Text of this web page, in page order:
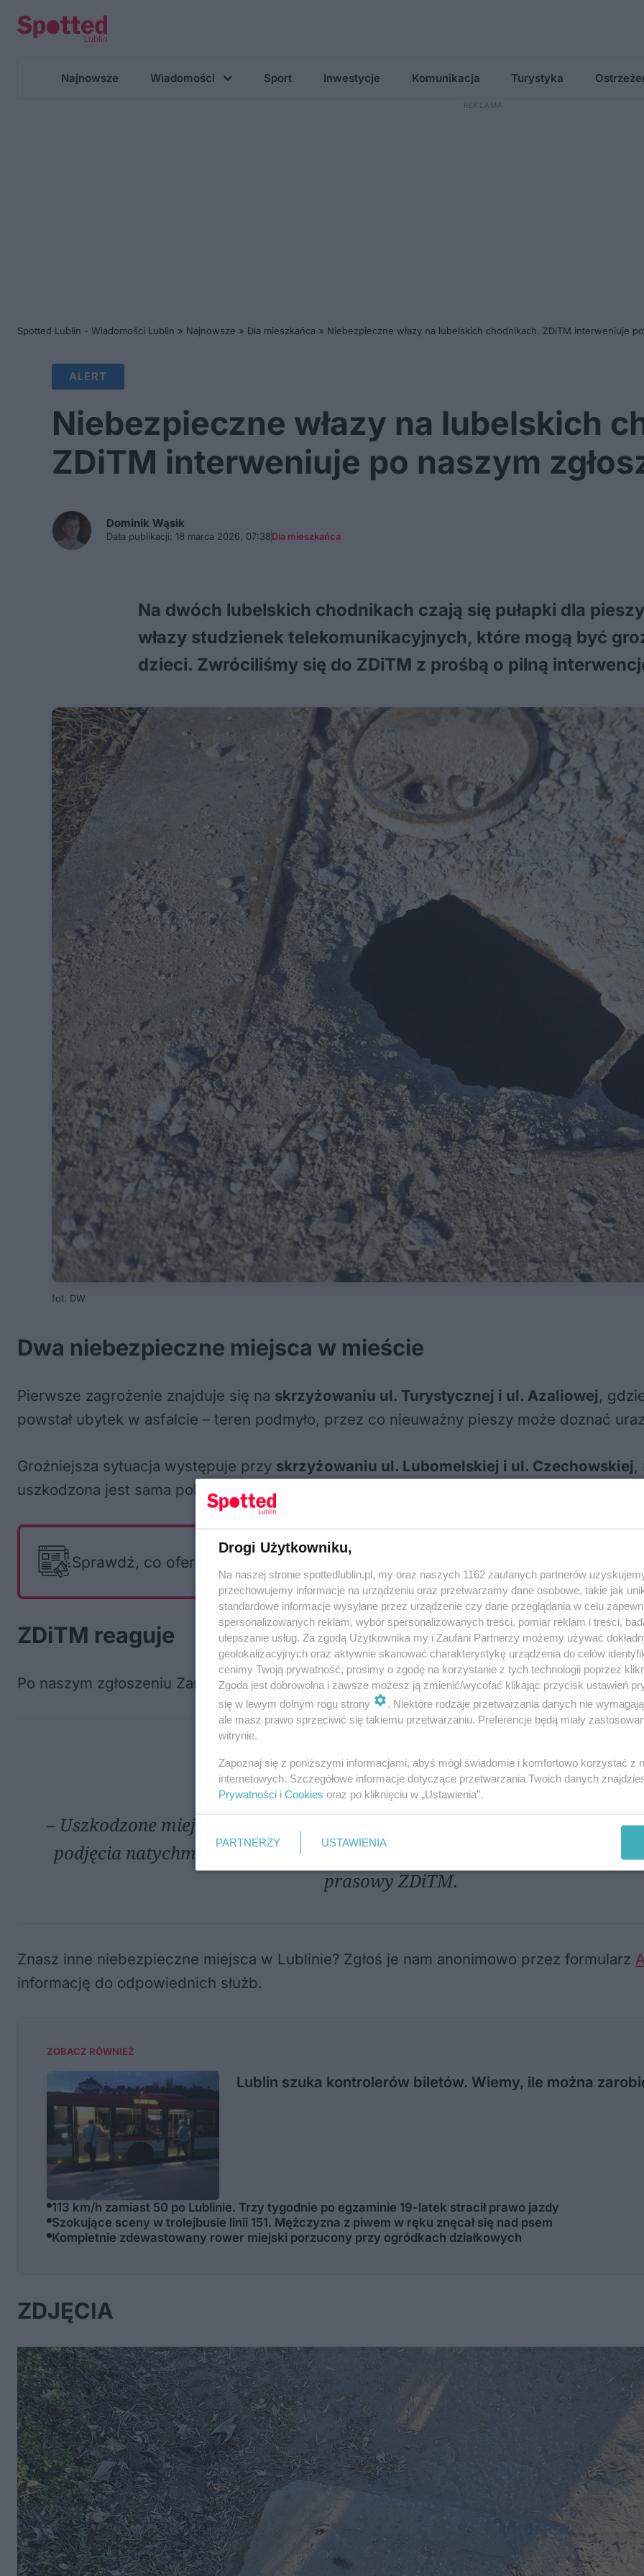
Najnowsze Wiadomości Sport Inwestycje Komunikacja Turystyka
Spotted Lublin - Wiadomości Lublin » Najnowsze » Dla mieszkańca » Niebezpieczne włazy na lubelskich chodnikach. ZDiTM interweniuje
ALERT
Niebezpieczne włazy na lubelskich
ZDiTM interweniuje po naszym
Dominik Wąsik
Data publikacji: 18 marca 2026, 07:38Dla mieszkańca
Na dwóch lubelskich chodnikach czają się pułapki dla
włazy studzienek telekomunikacyjnych, które mogą być
dzieci. Zwróciliśmy się do ZDiTM z prośbą o pilną
fot. DW
Dwa niebezpieczne miejsca w mieście
Pierwsze zagrożenie znajduje się na skrzyżowaniu ul. Turystycznej i ul. Azaliowej,
powstał ubytek w asfalcie – teren podmyło, przez co nieuważny pieszy może doznać
Groźniejsza sytuacja występuje przy skrzyżowaniu ul. Lubomelskiej i ul. Czechowskiej,
uszkodzona jest sama pokrywa włazu – to poważne zagrożenie dla przechodniów, a
Sprawdź, co oferują i czego szukają mieszkańcy Lublina
ZDiTM reaguje
Po naszym zgłoszeniu Zarząd Dróg i Transportu Miejskiego zapewnia, że sprawa
– Uszkodzone miejsca zostaną zabezpieczone, a właściciel infrastruktury
podjęcia natychmiastowych działań naprawczych – informuje Monika
prasowy ZDiTM.
Znasz inne niebezpieczne miejsca w Lublinie? Zgłoś je nam anonimowo przez formularz
informację do odpowiednich służb.
ZOBACZ RÓWNIEŻ
Lublin szuka kontrolerów biletów. Wiemy, ile można
113 km/h zamiast 50 po Lublinie. Trzy tygodnie po egzaminie 19-latek stracił prawo jazdy
Szokujące sceny w trolejbusie linii 151. Mężczyzna z piwem w ręku znęcał się nad psem
Kompletnie zdewastowany rower miejski porzucony przy ogródkach działkowych
ZDJĘCIA
Drogi Użytkowniku,
Na naszej stronie spottedlublin.pl, my oraz naszych 1162 zaufanych partnerów
przechowujemy informacje na urządzeniu oraz przetwarzamy dane osobowe, takie jak
standardowe informacje wysyłane przez urządzenie czy dane przeglądania w celu
spersonalizowanych reklam, wybór spersonalizowanych treści, pomiar reklam i treści,
ulepszanie usług. Za zgodą Użytkownika my i Zaufani Partnerzy możemy używać
geolokalizacyjnych oraz aktywnie skanować charakterystykę urządzenia do celów
cenimy Twoją prywatność, prosimy o zgodę na korzystanie z tych technologii poprzez
Zgoda jest dobrowolna i zawsze możesz ją zmienić/wycofać klikając przycisk ustawień
się w lewym dolnym rogu strony
. Niektóre rodzaje przetwarzania danych nie
ale masz prawo sprzeciwić się takiemu przetwarzaniu. Preferencje będą miały
witrynie.
Zapoznaj się z poniższymi informacjami, abyś mógł świadomie i komfortowo korzystać z
internetowych. Szczegółowe informacje dotyczące przetwarzania Twoich danych
Prywatności i Cookies oraz po kliknięciu w „Ustawienia”.
PARTNERZY USTAWIENIA